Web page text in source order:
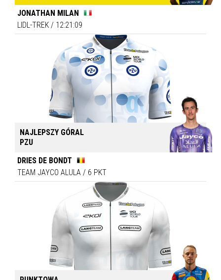
JONATHAN MILAN
LIDL-TREK / 12:21:09
NAJLEPSZY GÓRAL
PZU
DRIES DE BONDT
TEAM JAYCO ALULA / 6 PKT